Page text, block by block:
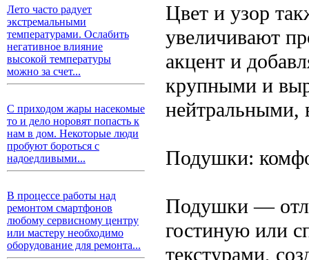
Лето часто радует
экстремальными
температурами. Ослабить
негативное влияние
высокой температуры
можно за счет...
С приходом жары насекомые
то и дело норовят попасть к
нам в дом. Некоторые люди
пробуют бороться с
надоедливыми...
В процессе работы над
ремонтом смартфонов
любому сервисному центру
или мастеру необходимо
оборудование для ремонта...
Цвет и узор
увеличивают
акцент и
крупными и
нейтральными,
Подушки:
Подушки —
гостиную или
текстурами,